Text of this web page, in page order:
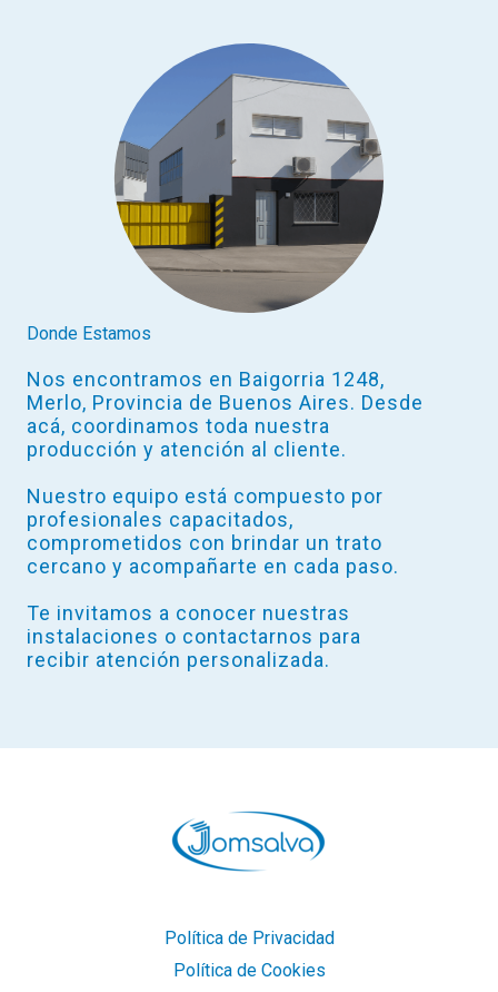
Donde Estamos
Nos encontramos en Baigorria 1248,
Merlo, Provincia de Buenos Aires. Desde
acá, coordinamos toda nuestra
producción y atención al cliente.
Nuestro equipo está compuesto por
profesionales capacitados,
comprometidos con brindar un trato
cercano y acompañarte en cada paso.
Te invitamos a conocer nuestras
instalaciones o contactarnos para
recibir atención personalizada.
Política de Privacidad
Política de Cookies